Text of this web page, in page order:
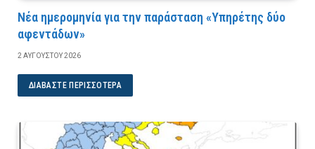
Νέα ημερομηνία για την παράσταση «Υπηρέτης δύο
αφεντάδων»
2 ΑΥΓΟΎΣΤΟΥ 2026
ΔΙΑΒΆΣΤΕ ΠΕΡΙΣΣΌΤΕΡΑ